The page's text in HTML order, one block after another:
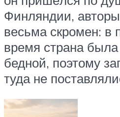
Финляндии,
весьма скромен: в
время страна
бедной, поэтому
туда не